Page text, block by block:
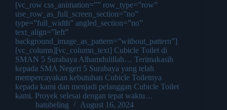
[vc_row css_animation=”” row_type=”row”
use_row_as_full_screen_section=”no”
type=”full_width” angled_section=”no”
text_align=”left”
background_image_as_pattern=”without_pattern”]
[vc_column][vc_column_text] Cubicle Toilet di
SMAN 5 Surabaya Alhamdulillah… Terimakasih
kepada SMA Negeri 5 Surabaya yang telah
mempercayakan kebutuhan Cubicle Toiletnya
kepada kami dan menjadi pelanggan Cubicle Toilet
kami. Proyek selesai dengan tepat waktu…
batubeling
August 16, 2024